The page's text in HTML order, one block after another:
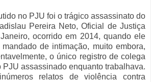
no PJU foi o trágico assassinato do
Pereira Neto, Oficial de Justiça
ocorrido em 2014, quando ele
de intimação, muito embora,
o único registro de colega
PJU assassinado enquanto trabalhava.
relatos de violência contra